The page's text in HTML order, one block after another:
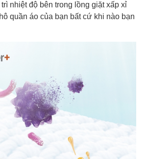
nhiệt độ bên trong lồng giặt xấp xỉ
quần áo của bạn bất cứ khi nào bạn